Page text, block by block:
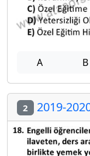
A B
2 2019-